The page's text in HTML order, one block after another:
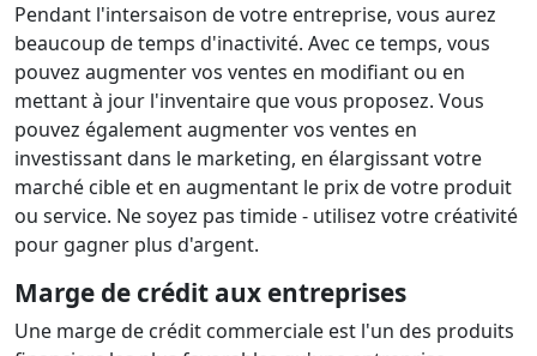
Pendant l'intersaison de votre entreprise, vous aurez
beaucoup de temps d'inactivité. Avec ce temps, vous
pouvez augmenter vos ventes en modifiant ou en
mettant à jour l'inventaire que vous proposez. Vous
pouvez également augmenter vos ventes en
investissant dans le marketing, en élargissant votre
marché cible et en augmentant le prix de votre produit
ou service. Ne soyez pas timide - utilisez votre créativité
pour gagner plus d'argent.
Marge de crédit aux entreprises
Une marge de crédit commerciale est l'un des produits